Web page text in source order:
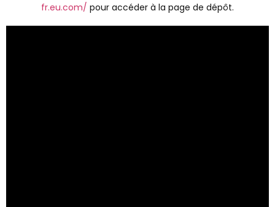
fr.eu.com/ pour accéder à la page de dépôt.